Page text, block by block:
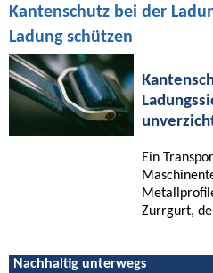
Kantenschutz bei der
Ladung schützen
Ein
Zurrgurt,
Nachhaltig unterwegs